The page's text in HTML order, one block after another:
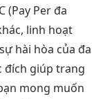
(Pay Per đa
linh hoạt
hài hòa của đa
đích giúp trang
mong muốn